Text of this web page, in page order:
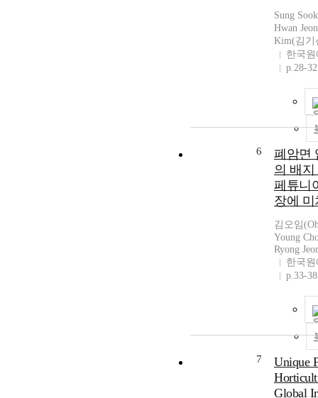
Sung
Hwan
Kim(김기
한국
p.28-32
6
폐암면
의 배지
페튜니
장에
김오임
Young
Ryong
한국
p.33-38
7
Unique
Global